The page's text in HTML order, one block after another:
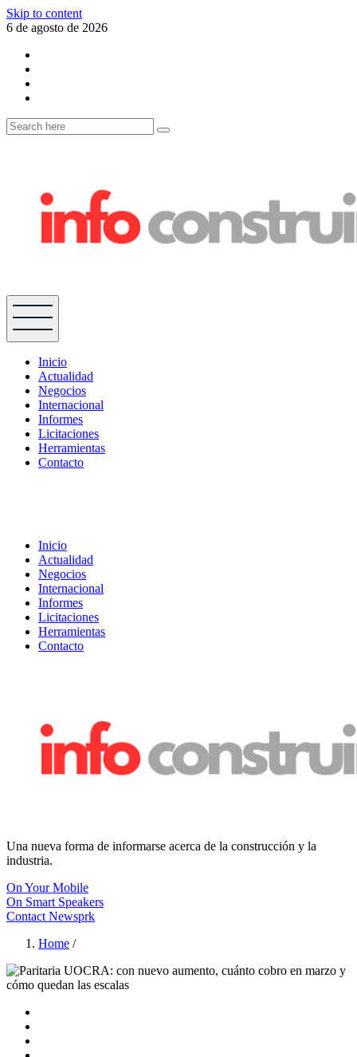
Skip to content
6 de agosto de 2026
Inicio
Actualidad
Negocios
Internacional
Informes
Licitaciones
Herramientas
Contacto
Inicio
Actualidad
Negocios
Internacional
Informes
Licitaciones
Herramientas
Contacto
Una nueva forma de informarse acerca de la construcción y la
industria.
On Your Mobile
On Smart Speakers
Contact Newsprk
Home /